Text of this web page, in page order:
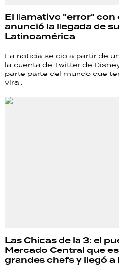
El llamativo "error" con
anunció la llegada de
Latinoamérica
La noticia se dio a partir de
la cuenta de Twitter de
parte parte del mundo que
viral.
Las Chicas de la 3: el
Mercado Central que
grandes chefs y llegó a